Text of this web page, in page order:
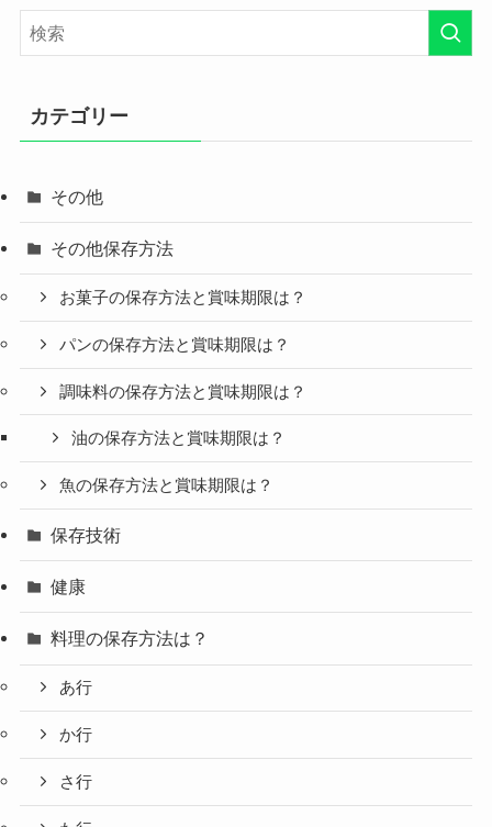
カテゴリー
その他
その他保存方法
お菓子の保存方法と賞味期限は？
パンの保存方法と賞味期限は？
調味料の保存方法と賞味期限は？
油の保存方法と賞味期限は？
魚の保存方法と賞味期限は？
保存技術
健康
料理の保存方法は？
あ行
か行
さ行